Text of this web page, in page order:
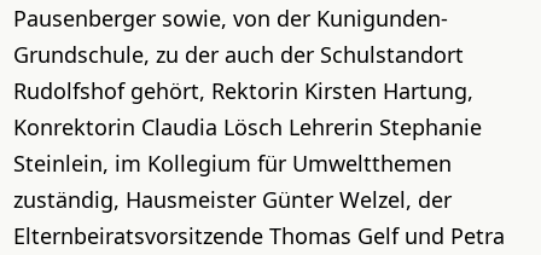
Pausenberger sowie, von der Kunigunden-
Grundschule, zu der auch der Schulstandort
Rudolfshof gehört, Rektorin Kirsten Hartung,
Konrektorin Claudia Lösch Lehrerin Stephanie
Steinlein, im Kollegium für Umweltthemen
zuständig, Hausmeister Günter Welzel, der
Elternbeiratsvorsitzende Thomas Gelf und Petra